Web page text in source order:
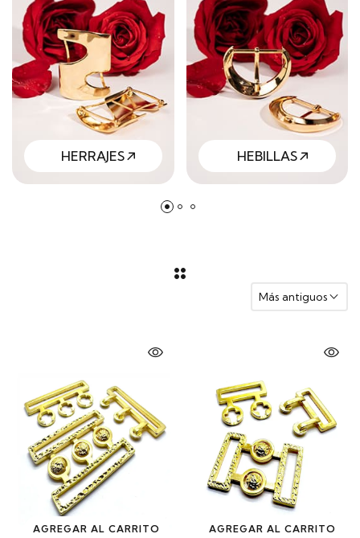
HERRAJES HEBILLAS
Más antiguos
AGREGAR AL CARRITO AGREGAR AL CARRITO